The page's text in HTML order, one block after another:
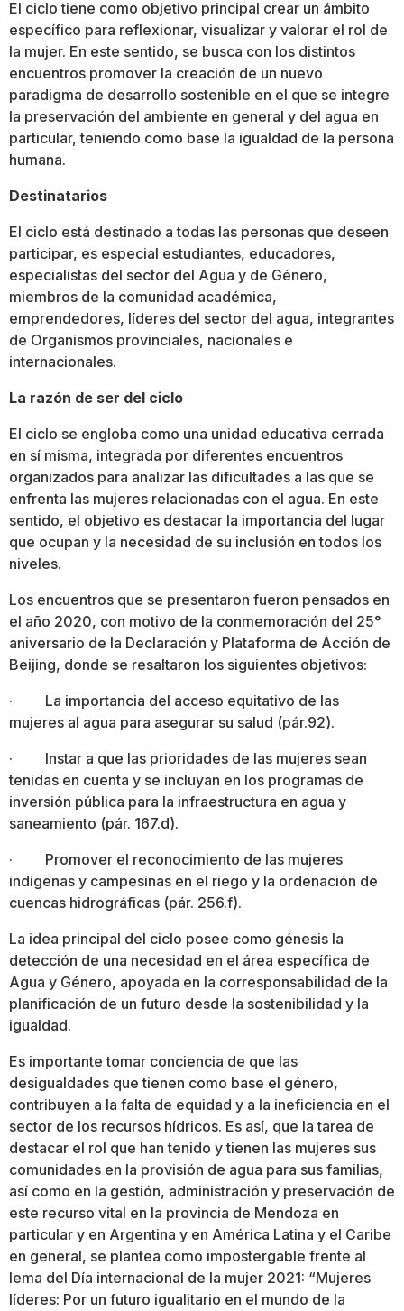
El ciclo tiene como objetivo principal crear un ámbito
específico para reflexionar, visualizar y valorar el rol de
la mujer. En este sentido, se busca con los distintos
encuentros promover la creación de un nuevo
paradigma de desarrollo sostenible en el que se integre
la preservación del ambiente en general y del agua en
particular, teniendo como base la igualdad de la persona
humana.
Destinatarios
El ciclo está destinado a todas las personas que deseen
participar, es especial estudiantes, educadores,
especialistas del sector del Agua y de Género,
miembros de la comunidad académica,
emprendedores, líderes del sector del agua, integrantes
de Organismos provinciales, nacionales e
internacionales.
La razón de ser del ciclo
El ciclo se engloba como una unidad educativa cerrada
en sí misma, integrada por diferentes encuentros
organizados para analizar las dificultades a las que se
enfrenta las mujeres relacionadas con el agua. En este
sentido, el objetivo es destacar la importancia del lugar
que ocupan y la necesidad de su inclusión en todos los
niveles.
Los encuentros que se presentaron fueron pensados en
el año 2020, con motivo de la conmemoración del 25°
aniversario de la Declaración y Plataforma de Acción de
Beijing, donde se resaltaron los siguientes objetivos:
· La importancia del acceso equitativo de las
mujeres al agua para asegurar su salud (pár.92).
· Instar a que las prioridades de las mujeres sean
tenidas en cuenta y se incluyan en los programas de
inversión pública para la infraestructura en agua y
saneamiento (pár. 167.d).
· Promover el reconocimiento de las mujeres
indígenas y campesinas en el riego y la ordenación de
cuencas hidrográficas (pár. 256.f).
La idea principal del ciclo posee como génesis la
detección de una necesidad en el área específica de
Agua y Género, apoyada en la corresponsabilidad de la
planificación de un futuro desde la sostenibilidad y la
igualdad.
Es importante tomar conciencia de que las
desigualdades que tienen como base el género,
contribuyen a la falta de equidad y a la ineficiencia en el
sector de los recursos hídricos. Es así, que la tarea de
destacar el rol que han tenido y tienen las mujeres sus
comunidades en la provisión de agua para sus familias,
así como en la gestión, administración y preservación de
este recurso vital en la provincia de Mendoza en
particular y en Argentina y en América Latina y el Caribe
en general, se plantea como impostergable frente al
lema del Día internacional de la mujer 2021: “Mujeres
líderes: Por un futuro igualitario en el mundo de la